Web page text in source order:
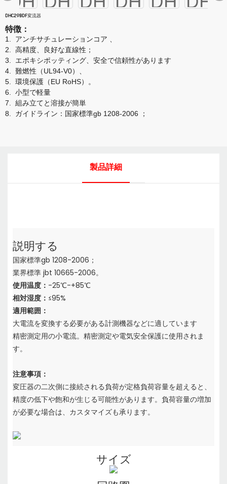
DHC29BDF変流器
特徴 ：
1. アンチサチュレーションコア
2.
高精度、良好な直線性 ；
3.
エポキシポッティング、安全で信頼性があります
4.
難燃性（UL94-V0）、
5.
環境保護（EU RoHS）。
6.
小型で軽量
7.
組み立てと溶接が簡単
8.
ガイドライン：国家標準gb 1208-2006 ；
製品詳細
説明する
国家標準gb 1208-2006；
業界標準 jbt 10665-2006。
使用温度： -25℃-+85℃
相対湿度： ≤95%
適用範囲：
大電流を変換する必要がある計測機器などに適しています
精密測定用の小電流。精密測定や電気安全保護に使用されま
す。
注意事項：
変圧器の二次側に接続される負荷が定格負荷容量を超えると、
精度の低下や飽和が生じる可能性があります。負荷容量の増加
が必要な場合は、カスタマイズも承ります。
サイズ